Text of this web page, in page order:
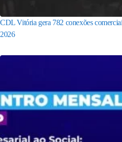
CDL Vitória gera 782 conexões
2026